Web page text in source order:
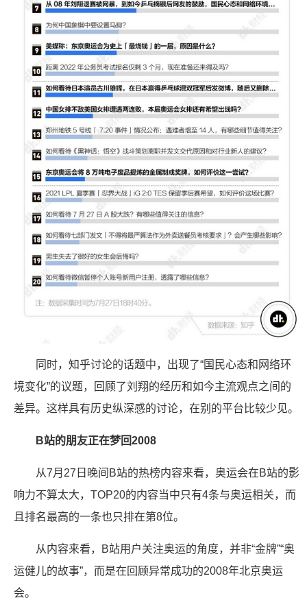
同时，知乎讨论的话题中，出现了“国民心态和网络环
境变化”的议题，回顾了刘翔的经历和如今主流观点之间的
差异。这样具有历史纵深感的讨论，在别的平台比较少见。
B站的朋友正在梦回2008
从7月27日晚间B站的热榜内容来看，奥运会在B站的影
响力不算太大，TOP20的内容当中只有4条与奥运相关，而
且排名最高的一条也只排在第8位。
从内容来看，B站用户关注奥运的角度，并非“金牌”“奥
运健儿的故事”，而是在回顾异常成功的2008年北京奥运
会。